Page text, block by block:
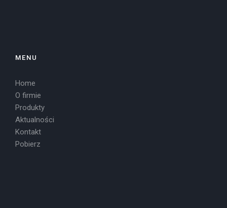
MENU
Home
O firmie
Produkty
Aktualności
Kontakt
Pobierz